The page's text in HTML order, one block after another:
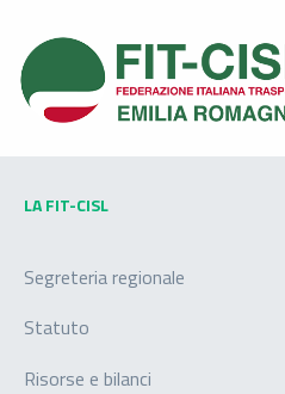
LA FIT-CISL
Segreteria regionale
Statuto
Risorse e bilanci